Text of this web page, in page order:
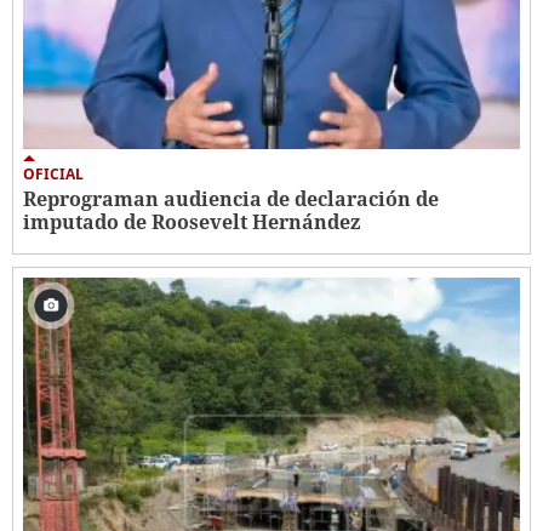
OFICIAL
Reprograman audiencia de declaración de
imputado de Roosevelt Hernández